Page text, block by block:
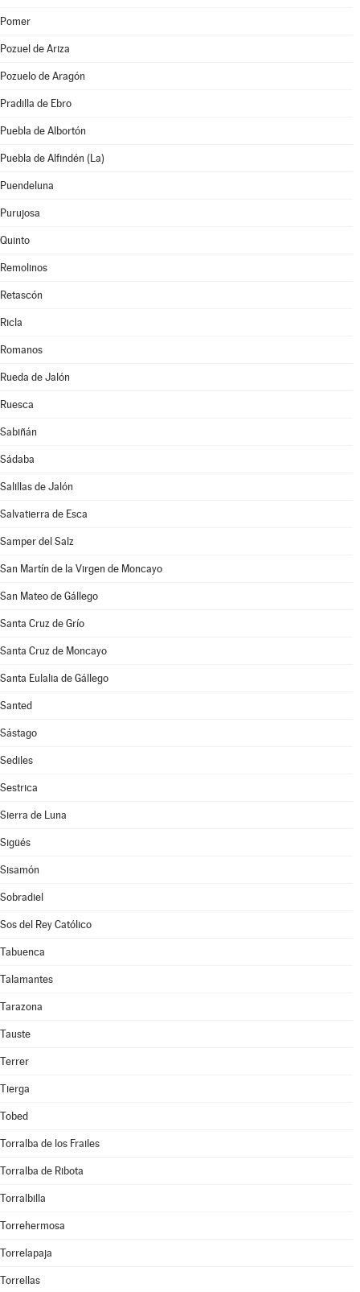
Pomer
Pozuel de Ariza
Pozuelo de Aragón
Pradilla de Ebro
Puebla de Albortón
Puebla de Alfindén (La)
Puendeluna
Purujosa
Quinto
Remolinos
Retascón
Ricla
Romanos
Rueda de Jalón
Ruesca
Sabiñán
Sádaba
Salillas de Jalón
Salvatierra de Esca
Samper del Salz
San Martín de la Virgen de Moncayo
San Mateo de Gállego
Santa Cruz de Grío
Santa Cruz de Moncayo
Santa Eulalia de Gállego
Santed
Sástago
Sediles
Sestrica
Sierra de Luna
Sigüés
Sisamón
Sobradiel
Sos del Rey Católico
Tabuenca
Talamantes
Tarazona
Tauste
Terrer
Tierga
Tobed
Torralba de los Frailes
Torralba de Ribota
Torralbilla
Torrehermosa
Torrelapaja
Torrellas